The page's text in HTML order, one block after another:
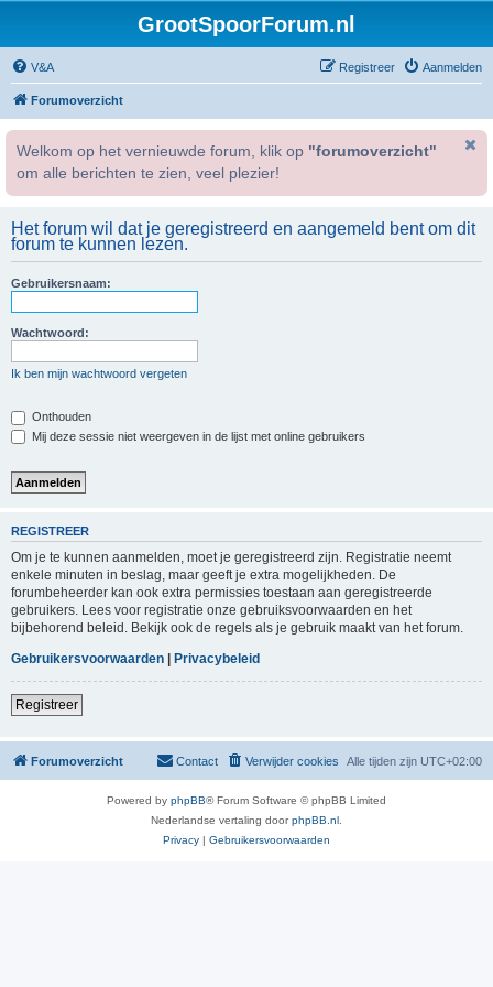
GrootSpoorForum.nl
V&A Aanmelden
Registreer
Forumoverzicht
Welkom op het vernieuwde forum, klik op "forumoverzicht"
om alle berichten te zien, veel plezier!
Het forum wil dat je geregistreerd en aangemeld bent om dit
forum te kunnen lezen.
Gebruikersnaam:
Wachtwoord:
Ik ben mijn wachtwoord vergeten
Onthouden
Mij deze sessie niet weergeven in de lijst met online gebruikers
REGISTREER
Om je te kunnen aanmelden, moet je geregistreerd zijn. Registratie neemt
enkele minuten in beslag, maar geeft je extra mogelijkheden. De
forumbeheerder kan ook extra permissies toestaan aan geregistreerde
gebruikers. Lees voor registratie onze gebruiksvoorwaarden en het
bijbehorend beleid. Bekijk ook de regels als je gebruik maakt van het forum.
Gebruikersvoorwaarden | Privacybeleid
Registreer
Forumoverzicht Alle tijden zijn UTC+02:00
Verwijder cookies
Contact
Powered by phpBB® Forum Software © phpBB Limited
Nederlandse vertaling doorphpBB.nl
Privacy | Gebruikersvoorwaarden